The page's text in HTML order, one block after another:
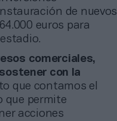
de nuevos
euros para
comerciales,
con la
que contamos el
que permite
acciones